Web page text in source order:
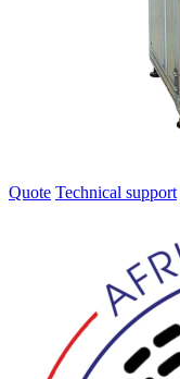
Quote Technical support